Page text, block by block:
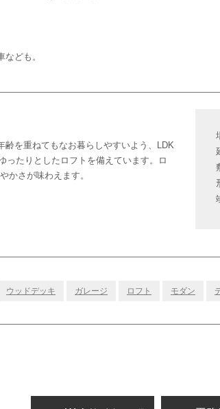
ども。
を重ねてもなお暮らしやすいよう、LDK
ったりとしたロフトを備えています。ロ
かさが味わえます。
ウッドデッキ ガレージ ロフト モダン